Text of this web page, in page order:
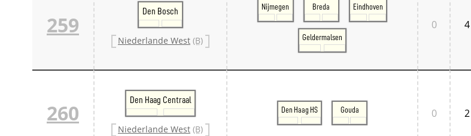
259
Den Bosch
Niederlande West (B)
Nijmegen Breda Eindhoven
Geldermalsen
0 4
260
Den Haag Centraal
Niederlande West (B)
Den Haag HS Gouda 0 2